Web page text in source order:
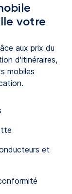
votre
aux prix du
d'itinéraires,
mobiles
et